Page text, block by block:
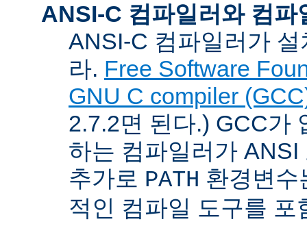
ANSI-C 컴파일러와 컴파
ANSI-C 컴파일러가
라. Free Software
GNU C compiler
2.7.2면 된다.) GCC가
하는 컴파일러가
추가로 PATH 환경변
적인 컴파일 도구를 포